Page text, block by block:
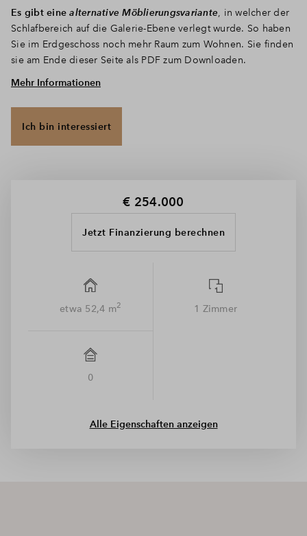
Es gibt einealternative Möblierungsvariante, in welcher der
Schlafbereich auf die Galerie-Ebene verlegt wurde. So haben
Sie im Erdgeschoss noch mehr Raum zum Wohnen. Sie finden
sie am Ende dieser Seite als PDF zum Downloaden.
Ausstattungsdetails
Lichte Höhe im Zwischengeschoss auf Galerienebenen:
Lichte Höhe im Erdgeschoß im Wohn-/Ess-/Küchenbereich:
Balkon, Terrasse oder Dachterrasse
Fußbodenheizung und Badheizkörper,
Barrierefreiheit gem. §52 LBO SH in vielen Wohnungen
Mehr Informationen
Ich bin interessiert
€ 254.000
Jetzt Finanzierung berechnen
etwa 52,4 m2 1 Zimmer
0
Alle Eigenschaften anzeigen